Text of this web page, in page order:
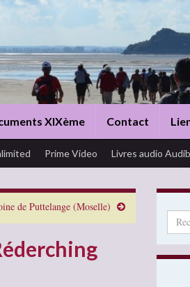
XIXème Contact
Prime Video Livres audio
de Puttelange (Moselle)